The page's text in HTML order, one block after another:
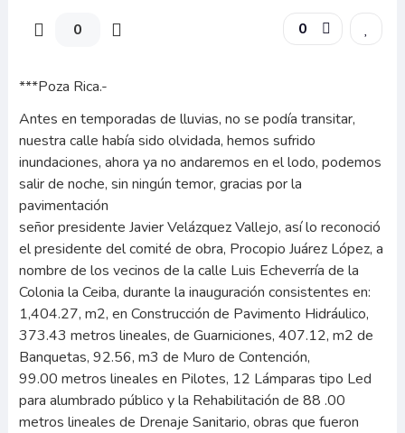
0 0
***Poza Rica.-
Antes en temporadas de lluvias, no se podía transitar,
nuestra calle había sido olvidada, hemos sufrido
inundaciones, ahora ya no andaremos en el lodo, podemos
salir de noche, sin ningún temor, gracias por la
pavimentación
señor presidente Javier Velázquez Vallejo, así lo reconoció
el presidente del comité de obra, Procopio Juárez López, a
nombre de los vecinos de la calle Luis Echeverría de la
Colonia la Ceiba, durante la inauguración consistentes en:
1,404.27, m2, en Construcción de Pavimento Hidráulico,
373.43 metros lineales, de Guarniciones, 407.12, m2 de
Banquetas, 92.56, m3 de Muro de Contención,
99.00 metros lineales en Pilotes, 12 Lámparas tipo Led
para alumbrado público y la Rehabilitación de 88 .00
metros lineales de Drenaje Sanitario, obras que fueron